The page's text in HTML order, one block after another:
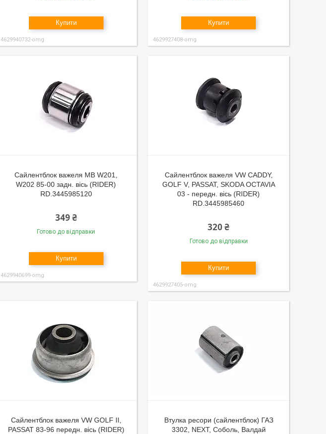
Купити
4629940732-omg
Купити
4629927408-omg
Сайлентблок важеля MB W201,
W202 85-00 задн. вісь (RIDER)
RD.3445985120
349 ₴
Готово до відправки
Купити
4629940699-omg
Сайлентблок важеля VW CADDY,
GOLF V, PASSAT, SKODA OCTAVIA
03 - передн. вісь (RIDER)
RD.3445985460
320 ₴
Готово до відправки
Купити
4629927405-omg
Сайлентблок важеля VW GOLF II,
PASSAT 83-96 передн. вісь (RIDER)
Втулка ресори (сайлентблок) ГАЗ
3302, NEXT, Соболь, Валдай